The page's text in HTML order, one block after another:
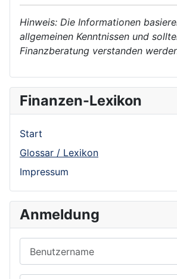
Hinweis: Die Informationen
allgemeinen Kenntnissen und
Finanzberatung verstanden
Finanzen-Lexikon
Start
Glossar / Lexikon
Impressum
Anmeldung